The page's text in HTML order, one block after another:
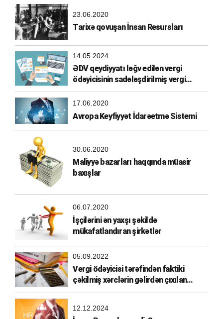
23.06.2020
Tarixə qovuşan İnsan Resursları
14.05.2024
ƏDV qeydiyyatı ləğv edilən vergi
ödəyicisinin sadələşdirilmiş vergi
ödəyicisi olma hüququ
17.06.2020
Avropa Keyfiyyət İdarəetmə Sistemi
30.06.2020
Maliyyə bazarları haqqında müasir
baxışlar
06.07.2020
İşçilərini ən yaxşı şəkildə
mükafatlandıran şirkətlər
05.09.2022
Vergi ödəyicisi tərəfindən faktiki
çəkilmiş xərclərin gəlirdən çıxılan
xərclərə aid edilməsi
12.12.2024